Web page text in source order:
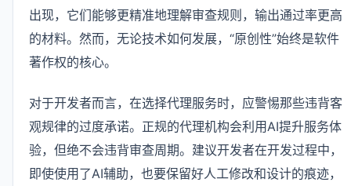
出现，它们能够更精准地理解审查规则，输出通过率更高
的材料。然而，无论技术如何发展，“原创性”始终是软件
著作权的核心。
对于开发者而言，在选择代理服务时，应警惕那些违背客
观规律的过度承诺。正规的代理机构会利用AI提升服务体
验，但绝不会违背审查周期。建议开发者在开发过程中，
即使使用了AI辅助，也要保留好人工修改和设计的痕迹，